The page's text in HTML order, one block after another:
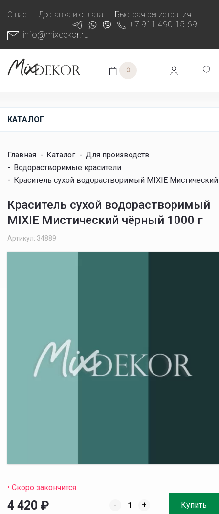
О нас Доставка и оплата Быстрая регистрация
+7 911 490-15-69
info@mixdekor.ru
0
КАТАЛОГ
Главная - Каталог - Для производств
- Водорастворимые красители
- Краситель сухой водорастворимый MIXIE
Краситель сухой водорастворимый
MIXIE Мистический чёрный 1000 г
Артикул: 34889
• Скоро закончится
4 420 ₽ - + Купить